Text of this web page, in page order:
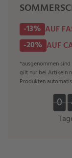
-13% AUF
-20% AUF
*ausgenommen
gilt nur bei Artikeln
Produkten
0
0
0
0